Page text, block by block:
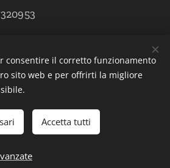
Aggiungi al carrello
Pellicano Mare Cookies
Lingue
English Deutsch
consentire il corretto funzionamento
sito web e per offrirti la migliore
Accetta tutti